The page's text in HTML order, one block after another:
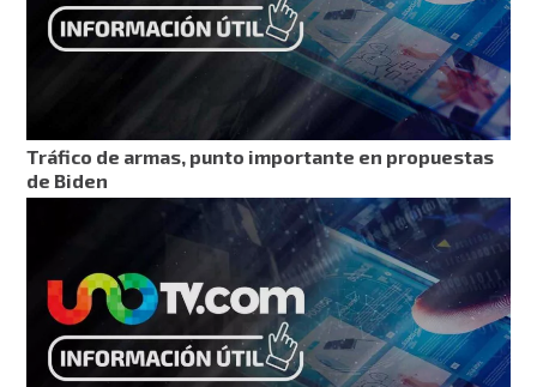
Tráfico de armas, punto importante en propuestas
de Biden